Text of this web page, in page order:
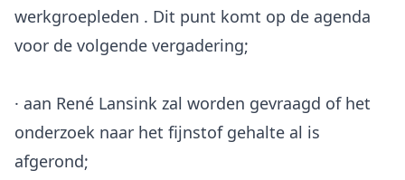
werkgroepleden . Dit punt komt op de agenda
voor de volgende vergadering;
· aan René Lansink zal worden gevraagd of het
onderzoek naar het fijnstof gehalte al is
afgerond;